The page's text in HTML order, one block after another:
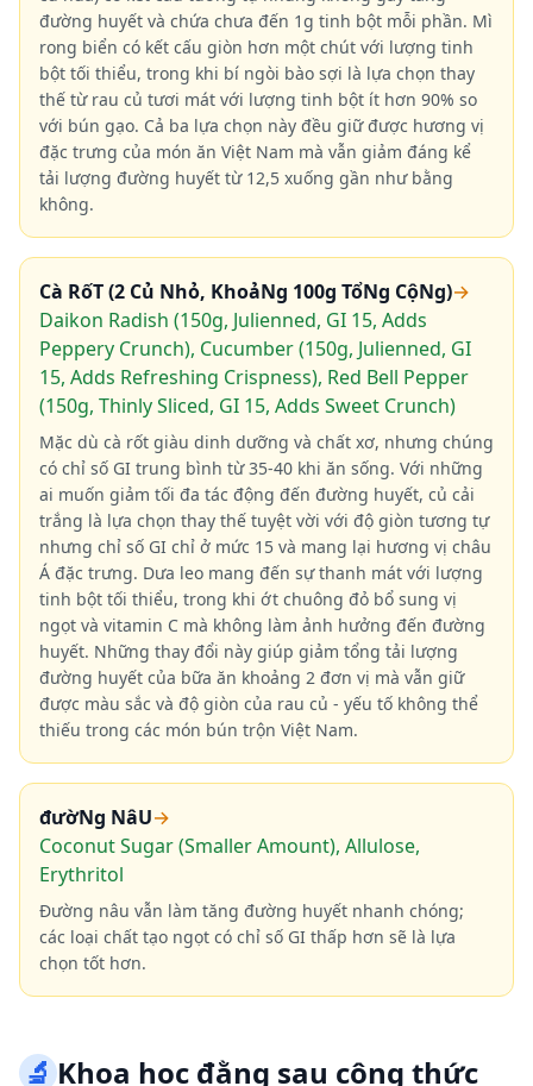
đường huyết và chứa chưa đến 1g tinh bột mỗi phần. Mì
rong biển có kết cấu giòn hơn một chút với lượng tinh
bột tối thiểu, trong khi bí ngòi bào sợi là lựa chọn thay
thế từ rau củ tươi mát với lượng tinh bột ít hơn 90% so
với bún gạo. Cả ba lựa chọn này đều giữ được hương vị
đặc trưng của món ăn Việt Nam mà vẫn giảm đáng kể
tải lượng đường huyết từ 12,5 xuống gần như bằng
không.
Cà RốT (2 Củ Nhỏ, KhoảNg 100g TổNg CộNg)→
Daikon Radish (150g, Julienned, GI 15, Adds
Peppery Crunch), Cucumber (150g, Julienned, GI
15, Adds Refreshing Crispness), Red Bell Pepper
(150g, Thinly Sliced, GI 15, Adds Sweet Crunch)
Mặc dù cà rốt giàu dinh dưỡng và chất xơ, nhưng chúng
có chỉ số GI trung bình từ 35-40 khi ăn sống. Với những
ai muốn giảm tối đa tác động đến đường huyết, củ cải
trắng là lựa chọn thay thế tuyệt vời với độ giòn tương tự
nhưng chỉ số GI chỉ ở mức 15 và mang lại hương vị châu
Á đặc trưng. Dưa leo mang đến sự thanh mát với lượng
tinh bột tối thiểu, trong khi ớt chuông đỏ bổ sung vị
ngọt và vitamin C mà không làm ảnh hưởng đến đường
huyết. Những thay đổi này giúp giảm tổng tải lượng
đường huyết của bữa ăn khoảng 2 đơn vị mà vẫn giữ
được màu sắc và độ giòn của rau củ - yếu tố không thể
thiếu trong các món bún trộn Việt Nam.
đườNg NâU→
Coconut Sugar (Smaller Amount), Allulose,
Erythritol
Đường nâu vẫn làm tăng đường huyết nhanh chóng;
các loại chất tạo ngọt có chỉ số GI thấp hơn sẽ là lựa
chọn tốt hơn.
🔬Khoa học đằng sau công thức